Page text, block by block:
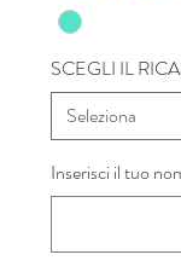
SCEGLI IL
Inserisci il tuo